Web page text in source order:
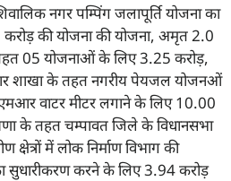
नगर पम्पिंग जलापूर्ति योजना का
की योजना की योजना, अमृत 2.0
05 योजनाओं के लिए 3.25 करोड़,
शाखा के तहत नगरीय पेयजल योजनओं
वाटर मीटर लगाने के लिए 10.00
के तहत चम्पावत जिले के विधानसभा
क्षेत्रों में लोक निर्माण विभाग की
सुधारीकरण करने के लिए 3.94 करोड़